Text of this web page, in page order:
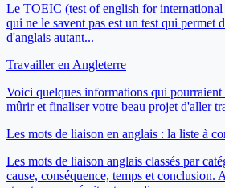
Le TOEIC (test of english for
qui ne le savent pas est un test qui permet
d'anglais autant...
Travailler en Angleterre
Voici quelques informations qui
mûrir et finaliser votre beau projet d'aller
Les mots de liaison en anglais : la liste à
Les mots de liaison anglais classés par
cause, conséquence, temps et conclusion.